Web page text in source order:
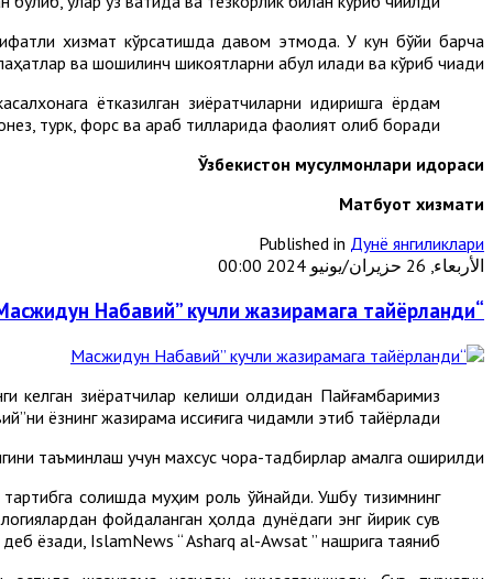
хизмат кўрсатишда давом этмоқда. У кун бўйи барча
ва шошилинч шикоятларни қабул қилади ва кўриб чиқади.
ётказилган зиёратчиларни қидиришга ёрдам
турк, форс ва араб тилларида фаолият олиб боради.
Ўзбекистон мусулмонлари идораси
Матбуот хизмати
Published in Дунё янгиликлари
الأربعاء, 26 حزيران/يونيو 2024 00:00
“Масжидун Набавий” кучли жазирамага тайёрланди
келган зиёратчилар келиши олдидан Пайғамбаримиз
ёзнинг жазирама иссиғига чидамли этиб тайёрлади.
таъминлаш учун махсус чора-тадбирлар амалга оширилди.
солишда муҳим роль ўйнайди. Ушбу тизимнинг
фойдаланган ҳолда дунёдаги энг йирик сув
ёзади, IslamNews “ Asharq al-Awsat ” нашрига таяниб.